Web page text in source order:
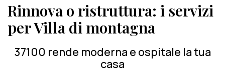
Rinnova o ristruttura: i servizi
per Villa di montagna
37100 rende moderna e ospitale la tua
casa